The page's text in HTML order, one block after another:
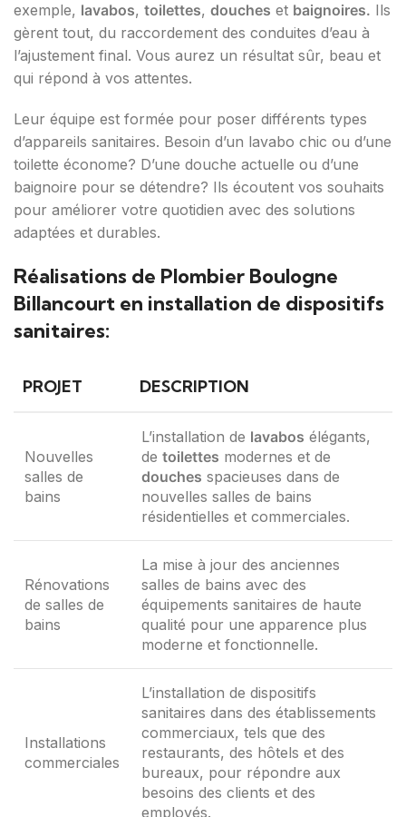
exemple, lavabos, toilettes, douches et baignoires. Ils
gèrent tout, du raccordement des conduites d’eau à
l’ajustement final. Vous aurez un résultat sûr, beau et
qui répond à vos attentes.
Leur équipe est formée pour poser différents types
d’appareils sanitaires. Besoin d’un lavabo chic ou d’une
toilette économe? D’une douche actuelle ou d’une
baignoire pour se détendre? Ils écoutent vos souhaits
pour améliorer votre quotidien avec des solutions
adaptées et durables.
Réalisations de Plombier Boulogne
Billancourt en installation de dispositifs
sanitaires:
PROJET DESCRIPTION
Nouvelles
salles de
bains
L’installation de lavabos élégants,
de toilettes modernes et de
douches spacieuses dans de
nouvelles salles de bains
résidentielles et commerciales.
Rénovations
de salles de
bains
La mise à jour des anciennes
salles de bains avec des
équipements sanitaires de haute
qualité pour une apparence plus
moderne et fonctionnelle.
Installations
commerciales
L’installation de dispositifs
sanitaires dans des établissements
commerciaux, tels que des
restaurants, des hôtels et des
bureaux, pour répondre aux
besoins des clients et des
employés.